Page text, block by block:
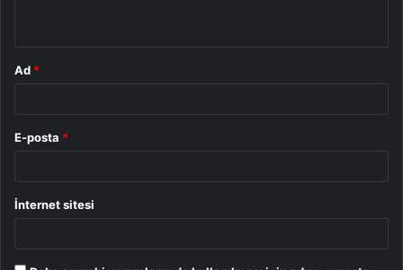
Ad *
E-posta *
İnternet sitesi